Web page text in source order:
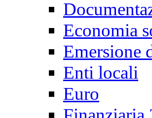
Economia
Emersione
Enti locali
Euro